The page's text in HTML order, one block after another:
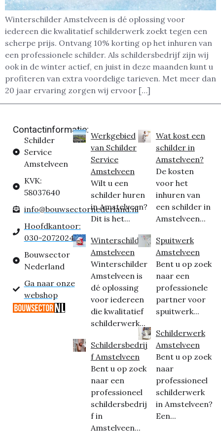
Winterschilder Amstelveen is dé oplossing voor
iedereen die kwalitatief schilderwerk zoekt tegen een
scherpe prijs. Ontvang 10% korting op het inhuren van
een professionele schilder. Als schildersbedrijf zijn wij
ook in de winter actief, en juist in deze maanden kunt u
profiteren van extra voordelige tarieven. Met meer dan
20 jaar ervaring zorgen wij ervoor […]
Contactinformatie:
Schilder
Service
Amstelveen
KVK:
58037640
info@bouwsectornederland.nl
Hoofdkantoor:
030-2072024
Bouwsector
Nederland
Ga naar onze
webshop
Werkgebied
van Schilder
Service
Amstelveen
Wilt u een
schilder huren
in Amstelveen?
Dit is het...
Winterschilder
Amstelveen
Winterschilder
Amstelveen is
dé oplossing
voor iedereen
die kwalitatief
schilderwerk...
Schildersbedrij
f Amstelveen
Bent u op zoek
naar een
professioneel
schildersbedrij
f in
Amstelveen...
Wat kost een
schilder in
Amstelveen?
De kosten
voor het
inhuren van
een schilder in
Amstelveen...
Spuitwerk
Amstelveen
Bent u op zoek
naar een
professionele
partner voor
spuitwerk...
Schilderwerk
Amstelveen
Bent u op zoek
naar
professioneel
schilderwerk
in Amstelveen?
Een...